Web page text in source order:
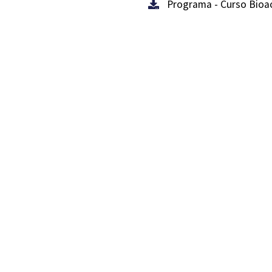
Programa - Curso